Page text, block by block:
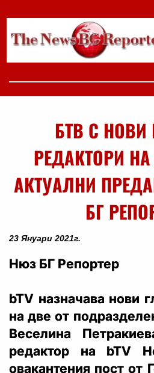
БТВ С НОВИ
РЕДАКТОРИ
АКТУАЛНИ
БГ
23 Януари 2021г.
Нюз БГ Репортер
bTV назначава нови
на две от
Веселина
редактор на bTV
овакантения пост от